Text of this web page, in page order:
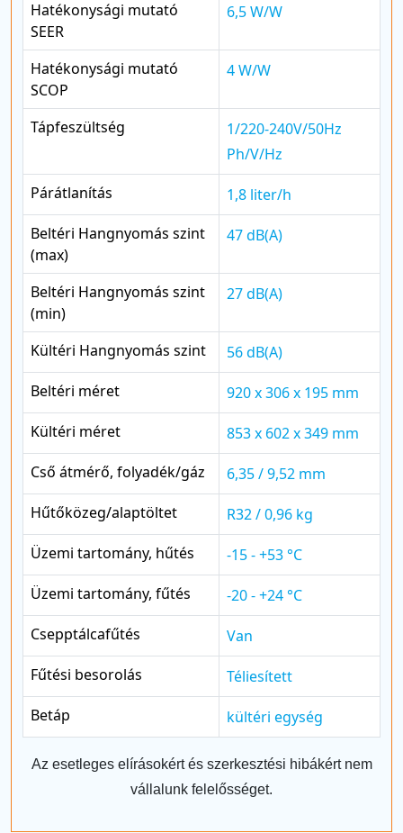
Hatékonysági mutató
SEER
6,5 W/W
Hatékonysági mutató
SCOP
4 W/W
Tápfeszültség
1/220-240V/50Hz
Ph/V/Hz
Párátlanítás
1,8 liter/h
Beltéri Hangnyomás szint
(max)
47 dB(A)
Beltéri Hangnyomás szint
(min)
27 dB(A)
Kültéri Hangnyomás szint
56 dB(A)
Beltéri méret
920 x 306 x 195 mm
Kültéri méret
853 x 602 x 349 mm
Cső átmérő, folyadék/gáz
6,35 / 9,52 mm
Hűtőközeg/alaptöltet
R32 / 0,96 kg
Üzemi tartomány, hűtés
-15 - +53 °C
Üzemi tartomány, fűtés
-20 - +24 °C
Csepptálcafűtés
Van
Fűtési besorolás
Téliesített
Betáp
kültéri egység
Az esetleges elírásokért és szerkesztési hibákért nem
vállalunk felelősséget.